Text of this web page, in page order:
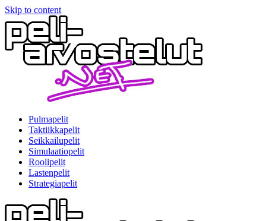
Skip to content
Pulmapelit
Taktiikkapelit
Seikkailupelit
Simulaatiopelit
Roolipelit
Lastenpelit
Strategiapelit